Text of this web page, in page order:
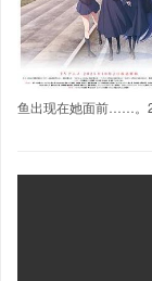
鱼出现在她面前……。